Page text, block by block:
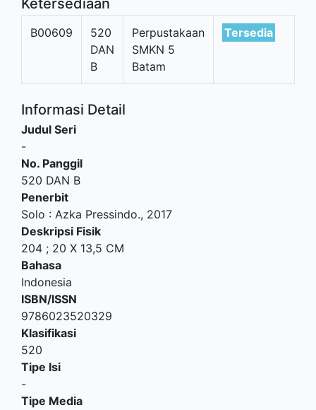
Ketersediaan
B00609
520
DAN
B
Perpustakaan
SMKN 5
Batam
Tersedia
Informasi Detail
Judul Seri
-
No. Panggil
520 DAN B
Penerbit
Solo : Azka Pressindo., 2017
Deskripsi Fisik
204 ; 20 X 13,5 CM
Bahasa
Indonesia
ISBN/ISSN
9786023520329
Klasifikasi
520
Tipe Isi
-
Tipe Media